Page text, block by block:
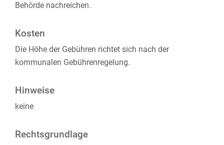
Behörde nachreichen.
Kosten
Die Höhe der Gebühren richtet sich nach der
kommunalen Gebührenregelung.
Hinweise
keine
Rechtsgrundlage